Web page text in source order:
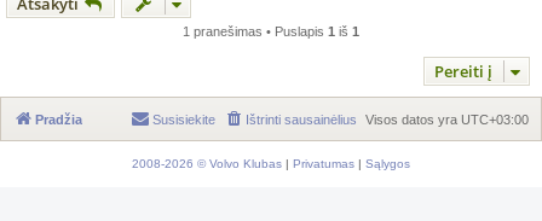
1 pranešimas • Puslapis 1 iš 1
Pereiti į
Pradžia Visos datos yra UTC+03:00
Ištrinti sausainėlius
Susisiekite
2008-2026 © Volvo Klubas | Privatumas | Sąlygos